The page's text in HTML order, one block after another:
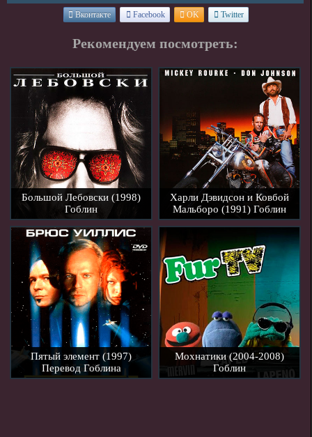
Вконтакте Facebook OK Twitter
Рекомендуем посмотреть:
Большой Лебовски (1998)
Гоблин
Харли Дэвидсон и Ковбой
Мальборо (1991) Гоблин
Пятый элемент (1997)
Перевод Гоблина
Мохнатики (2004-2008)
Гоблин